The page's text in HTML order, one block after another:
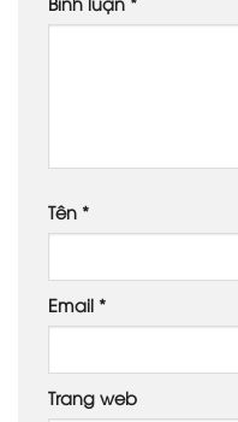
Tên *
Email *
Trang web